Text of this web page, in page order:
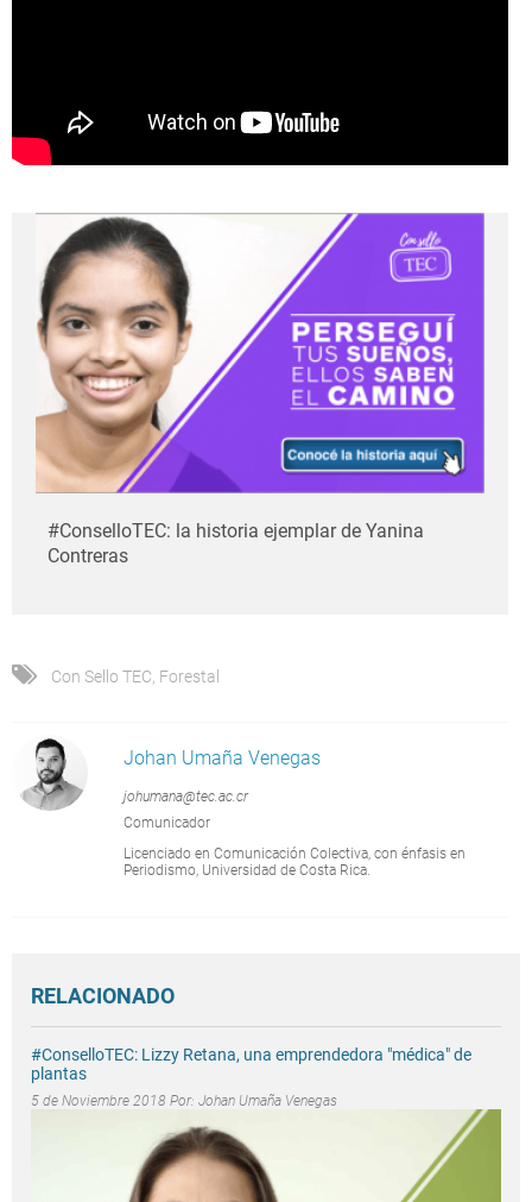
#ConselloTEC: la historia ejemplar de Yanina
Contreras
Con Sello TEC, Forestal
Johan Umaña Venegas
johumana@tec.ac.cr
Comunicador
Licenciado en Comunicación Colectiva, con énfasis en
Periodismo, Universidad de Costa Rica.
RELACIONADO
#ConselloTEC: Lizzy Retana, una emprendedora "médica" de
plantas
5 de Noviembre 2018 Por: Johan Umaña Venegas